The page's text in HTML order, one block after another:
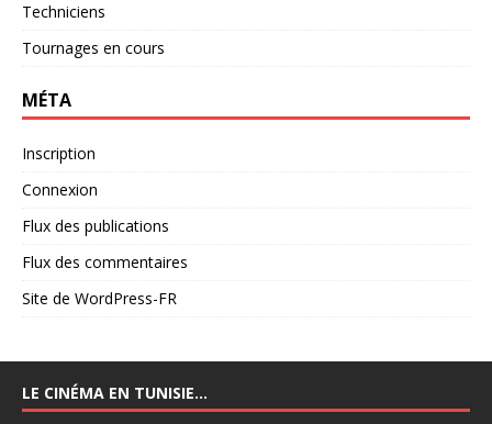
Techniciens
Tournages en cours
MÉTA
Inscription
Connexion
Flux des publications
Flux des commentaires
Site de WordPress-FR
LE CINÉMA EN TUNISIE…